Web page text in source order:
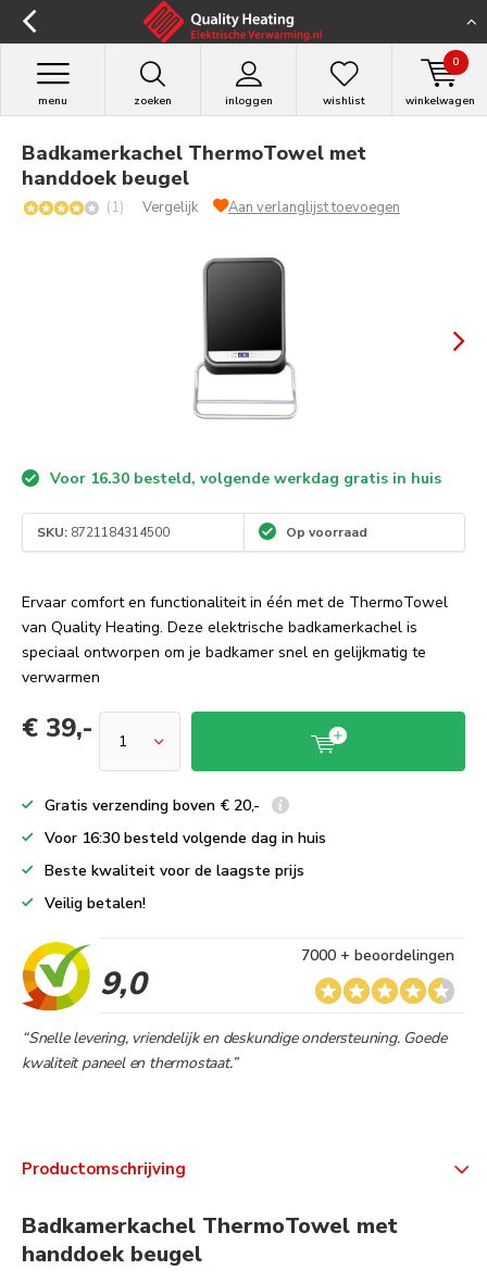
zoeken inloggen
menu wishlist winkelwagen
0
Badkamerkachel ThermoTowel met
handdoek beugel
(1) Vergelijk Aan verlanglijst toevoegen
Voor 16.30 besteld, volgende werkdag gratis in huis
SKU: 8721184314500 Op voorraad
Ervaar comfort en functionaliteit in één met de ThermoTowel
van Quality Heating. Deze elektrische badkamerkachel is
speciaal ontworpen om je badkamer snel en gelijkmatig te
verwarmen
€ 39,-
Gratis verzending boven € 20,-
Voor 16:30 besteld volgende dag in huis
Beste kwaliteit voor de laagste prijs
Veilig betalen!
9,0
7000 + beoordelingen
“Snelle levering, vriendelijk en deskundige ondersteuning. Goede
kwaliteit paneel en thermostaat.”
Productomschrijving
Badkamerkachel ThermoTowel met
handdoek beugel